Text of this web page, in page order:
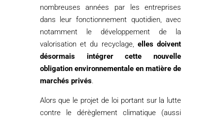
nombreuses années par les entreprises
dans leur fonctionnement quotidien, avec
notamment le développement de la
valorisation et du recyclage,elles doivent
désormais intégrer cette nouvelle
obligation environnementale en matière de
marchés privés.
Alors que le projet de loi portant sur la lutte
contre le dérèglement climatique (aussi